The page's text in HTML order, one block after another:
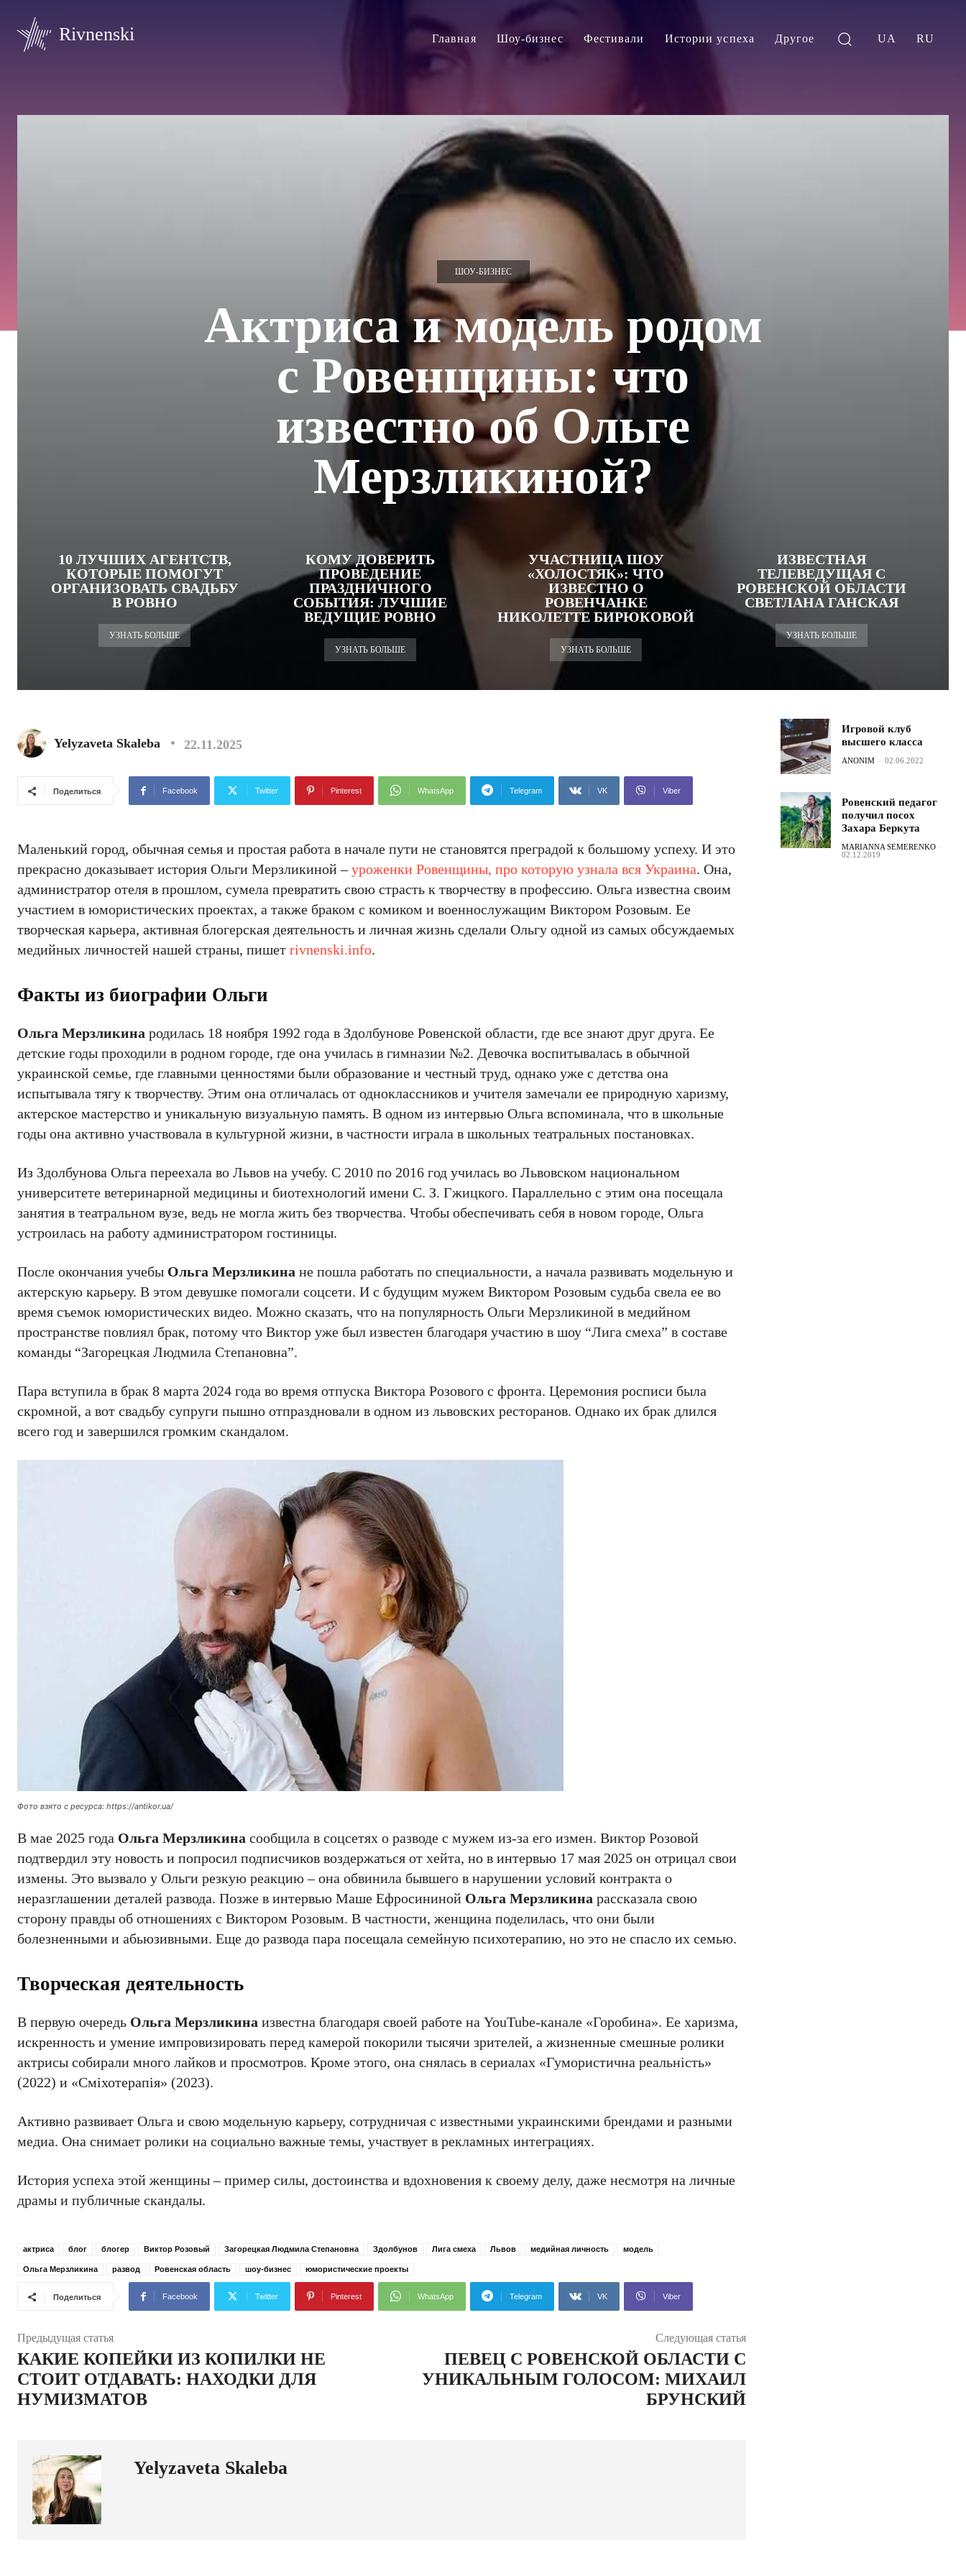
Rivnenski Главная Шоу-бизнес Фестивали Истории успеха Другое UA RU
ШОУ-БИЗНЕС
Актриса и модель родом
с Ровенщины: что
известно об Ольге
Мерзликиной?
10 ЛУЧШИХ АГЕНТСТВ,
КОТОРЫЕ ПОМОГУТ
ОРГАНИЗОВАТЬ СВАДЬБУ
В РОВНО
УЗНАТЬ БОЛЬШЕ
КОМУ ДОВЕРИТЬ
ПРОВЕДЕНИЕ
ПРАЗДНИЧНОГО
СОБЫТИЯ: ЛУЧШИЕ
ВЕДУЩИЕ РОВНО
УЗНАТЬ БОЛЬШЕ
УЧАСТНИЦА ШОУ
«ХОЛОСТЯК»: ЧТО
ИЗВЕСТНО О
РОВЕНЧАНКЕ
НИКОЛЕТТЕ БИРЮКОВОЙ
УЗНАТЬ БОЛЬШЕ
ИЗВЕСТНАЯ
ТЕЛЕВЕДУЩАЯ С
РОВЕНСКОЙ ОБЛАСТИ
СВЕТЛАНА ГАНСКАЯ
УЗНАТЬ БОЛЬШЕ
Yelyzaveta Skaleba 22.11.2025
Поделиться Facebook Twitter Pinterest WhatsApp Telegram VK Viber
Маленький город, обычная семья и простая работа в начале пути не становятся преградой к большому успеху. И это
прекрасно доказывает история Ольги Мерзликиной –уроженки Ровенщины, про которую узнала вся Украина. Она,
администратор отеля в прошлом, сумела превратить свою страсть к творчеству в профессию. Ольга известна своим
участием в юмористических проектах, а также браком с комиком и военнослужащим Виктором Розовым. Ее
творческая карьера, активная блогерская деятельность и личная жизнь сделали Ольгу одной из самых обсуждаемых
медийных личностей нашей страны, пишет rivnenski.info.
Факты из биографии Ольги
Ольга Мерзликина родилась 18 ноября 1992 года в Здолбунове Ровенской области, где все знают друг друга. Ее
детские годы проходили в родном городе, где она училась в гимназии №2. Девочка воспитывалась в обычной
украинской семье, где главными ценностями были образование и честный труд, однако уже с детства она
испытывала тягу к творчеству. Этим она отличалась от одноклассников и учителя замечали ее природную харизму,
актерское мастерство и уникальную визуальную память. В одном из интервью Ольга вспоминала, что в школьные
годы она активно участвовала в культурной жизни, в частности играла в школьных театральных постановках.
Из Здолбунова Ольга переехала во Львов на учебу. С 2010 по 2016 год училась во Львовском национальном
университете ветеринарной медицины и биотехнологий имени С. З. Гжицкого. Параллельно с этим она посещала
занятия в театральном вузе, ведь не могла жить без творчества. Чтобы обеспечивать себя в новом городе, Ольга
устроилась на работу администратором гостиницы.
После окончания учебы Ольга Мерзликина не пошла работать по специальности, а начала развивать модельную и
актерскую карьеру. В этом девушке помогали соцсети. И с будущим мужем Виктором Розовым судьба свела ее во
время съемок юмористических видео. Можно сказать, что на популярность Ольги Мерзликиной в медийном
пространстве повлиял брак, потому что Виктор уже был известен благодаря участию в шоу “Лига смеха” в составе
команды “Загорецкая Людмила Степановна”.
Пара вступила в брак 8 марта 2024 года во время отпуска Виктора Розового с фронта. Церемония росписи была
скромной, а вот свадьбу супруги пышно отпраздновали в одном из львовских ресторанов. Однако их брак длился
всего год и завершился громким скандалом.
Фото взято с ресурса: https://antikor.ua/
В мае 2025 года Ольга Мерзликина сообщила в соцсетях о разводе с мужем из-за его измен. Виктор Розовой
подтвердил эту новость и попросил подписчиков воздержаться от хейта, но в интервью 17 мая 2025 он отрицал свои
измены. Это вызвало у Ольги резкую реакцию – она обвинила бывшего в нарушении условий контракта о
неразглашении деталей развода. Позже в интервью Маше Ефросининой Ольга Мерзликина рассказала свою
сторону правды об отношениях с Виктором Розовым. В частности, женщина поделилась, что они были
болезненными и абьюзивными. Еще до развода пара посещала семейную психотерапию, но это не спасло их семью.
Творческая деятельность
В первую очередь Ольга Мерзликина известна благодаря своей работе на YouTube-канале «Горобина». Ее харизма,
искренность и умение импровизировать перед камерой покорили тысячи зрителей, а жизненные смешные ролики
актрисы собирали много лайков и просмотров. Кроме этого, она снялась в сериалах «Гумористична реальність»
(2022) и «Сміхотерапія» (2023).
Активно развивает Ольга и свою модельную карьеру, сотрудничая с известными украинскими брендами и разными
медиа. Она снимает ролики на социально важные темы, участвует в рекламных интеграциях.
История успеха этой женщины – пример силы, достоинства и вдохновения к своему делу, даже несмотря на личные
драмы и публичные скандалы.
актриса блог блогер Виктор Розовый Загорецкая Людмила Степановна Здолбунов Лига смеха Львов медийная личность модель
Ольга Мерзликина развод Ровенская область шоу-бизнес юмористические проекты
Поделиться Facebook Twitter Pinterest WhatsApp Telegram VK Viber
Предыдущая статья
КАКИЕ КОПЕЙКИ ИЗ КОПИЛКИ НЕ
СТОИТ ОТДАВАТЬ: НАХОДКИ ДЛЯ
НУМИЗМАТОВ
Следующая статья
ПЕВЕЦ С РОВЕНСКОЙ ОБЛАСТИ С
УНИКАЛЬНЫМ ГОЛОСОМ: МИХАИЛ
БРУНСКИЙ
Yelyzaveta Skaleba
Игровой клуб
высшего класса
ANONIM - 02.06.2022
Ровенский педагог
получил посох
Захара Беркута
MARIANNA SEMERENKO -
02.12.2019